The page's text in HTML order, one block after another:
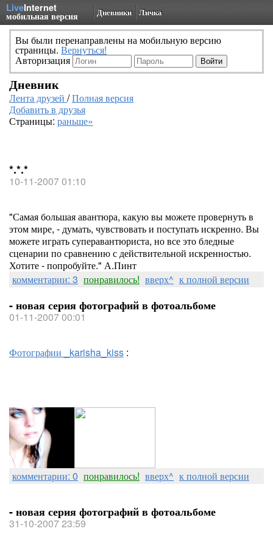
LiveInternet
мобильная версия Дневники Личка
Вы были перенаправлены на мобильную версию
страницы. Вернуться!
Авторизация
Дневник
Лента друзей /Полная версия
Добавить в друзья
Страницы: раньше»
*.*.*
10-11-2007 01:10
"Самая большая авантюра, какую вы можете провернуть в
этом мире, - думать, чувствовать и поступать искренно. Вы
можете играть суперавантюриста, но все это бледные
сценарии по сравнению с действительной искренностью.
Хотите - попробуйте." А.Пинт
комментарии: 3 понравилось! вверх^ к полной версии
- новая серия фотографий в фотоальбоме
01-11-2007 00:01
Фотографии _karisha_kiss :
комментарии: 0 понравилось! вверх^ к полной версии
- новая серия фотографий в фотоальбоме
31-10-2007 23:59